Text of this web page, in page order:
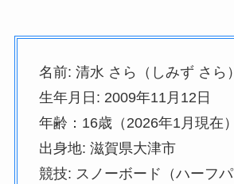
名前: 清水 さら（しみず さら）
生年月日: 2009年11月12日
年齢：16歳（2026年1月現在）
出身地: 滋賀県大津市
競技: スノーボード（ハーフパ